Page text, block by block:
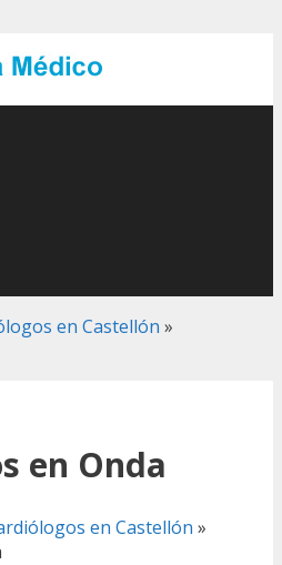
en Castellón »
en Onda
en Castellón »